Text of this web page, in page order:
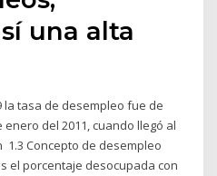
una alta
la tasa de desempleo fue de
enero del 2011, cuando llegó al
1.3 Concepto de desempleo
el porcentaje desocupada con